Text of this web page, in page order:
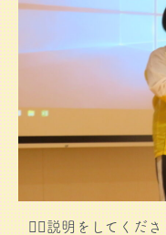
👮‍♀️説明をしてくだ